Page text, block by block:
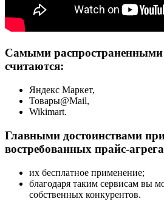
Самыми распространенными
считаются:
Яндекс Маркет,
Товары@Mail,
Wikimart.
Главными достоинствами
востребованных прайс-
их бесплатное применение;
благодаря таким сервисам вы
собственных конкурентов.